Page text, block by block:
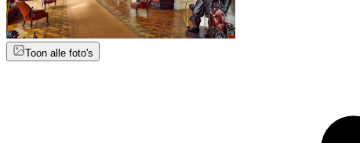
Toon alle foto's